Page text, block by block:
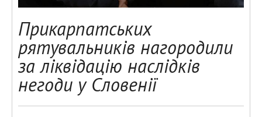
Прикарпатських
рятувальників нагородили
за ліквідацію наслідків
негоди у Словенії